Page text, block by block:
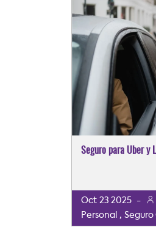
Seguro para Uber y
Oct 23 2025 -
Personal
, Seguro